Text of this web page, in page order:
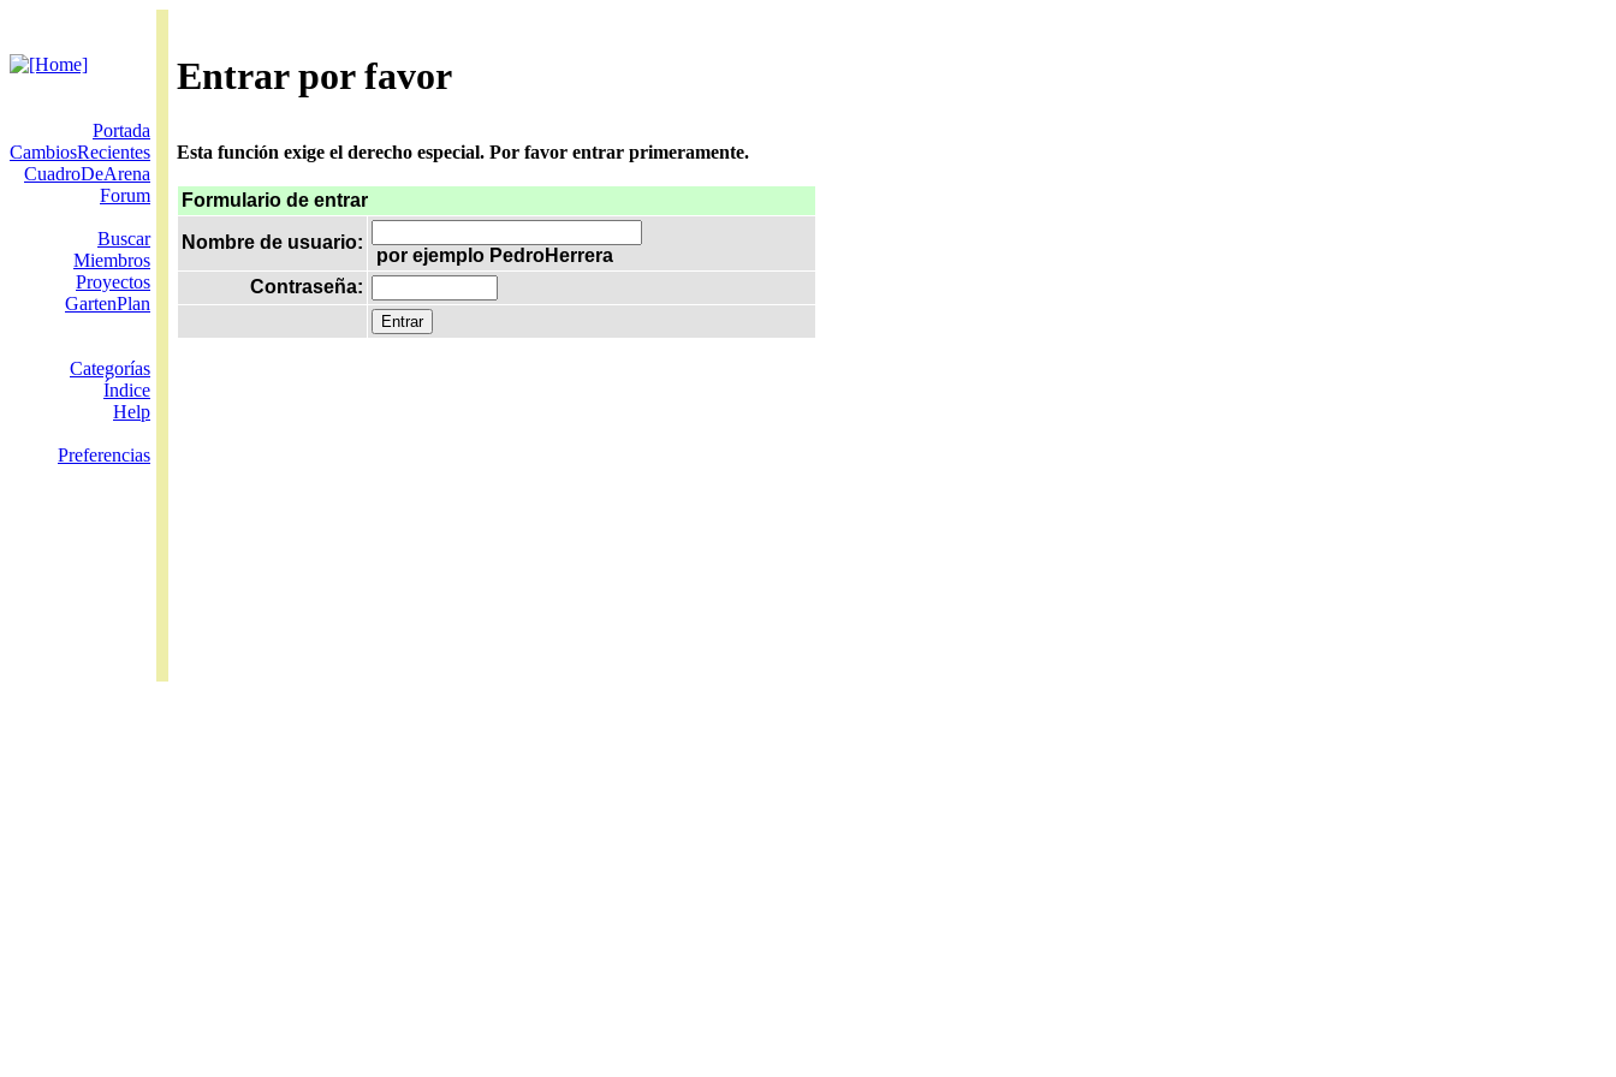
Entrar por favor
Portada
CambiosRecientes
CuadroDeArena
Forum
Buscar
Miembros
Proyectos
GartenPlan
Categorías
Índice
Help
Preferencias
Esta función exige el derecho especial. Por favor entrar primeramente.
Formulario de entrar
Nombre de usuario:
por ejemplo PedroHerrera
Contraseña: